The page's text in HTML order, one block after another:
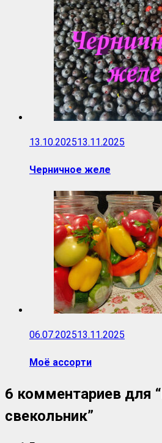
13.10.202513.11.2025
Черничное желе
06.07.202513.11.2025
Моё ассорти
6 комментариев для “
свекольник”